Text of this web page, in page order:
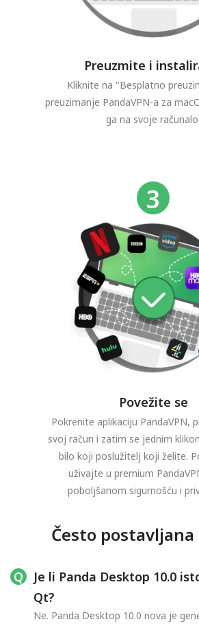
Preuzmite i
Kliknite na "Besplatno
preuzimanje PandaVPN-a za
ga na svoje računalo.
Povežite se
Pokrenite aplikaciju PandaVPN,
svoj račun i zatim se jednim
bilo koji poslužitelj koji želite.
uživajte u premium
poboljšanom sigurnošću i
Često
Je li Panda Desktop 10.0
Qt?
Ne. Panda Desktop 10.0 nova je